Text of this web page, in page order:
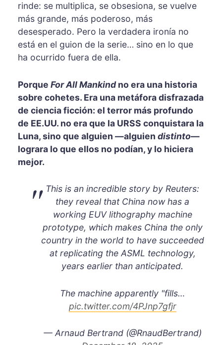
rinde: se multiplica, se obsesiona, se vuelve
más grande, más poderoso, más
desesperado. Pero la verdadera ironía no
está en el guion de la serie… sino en lo que
ha ocurrido fuera de ella.
Porque For All Mankindno era una historia
sobre cohetes. Era una metáfora disfrazada
de ciencia ficción: el terror más profundo
de EE.UU. no era que la URSS conquistara la
Luna, sino que alguien —alguien distinto—
lograra lo que ellos no podían, y lo hiciera
mejor.
This is an incredible story by Reuters:
they reveal that China now has a
working EUV lithography machine
prototype, which makes China the only
country in the world to have succeeded
at replicating the ASML technology,
years earlier than anticipated.
The machine apparently "fills…
pic.twitter.com/4PJnp7gfjr
— Arnaud Bertrand (@RnaudBertrand)